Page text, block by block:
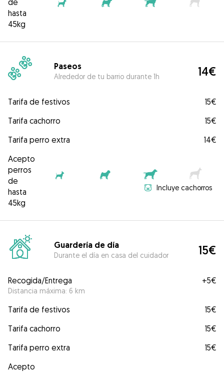
de
hasta
45kg
Paseos
Alrededor de tu barrio durante 1h 14€
Tarifa de festivos
15€
Tarifa cachorro
15€
Tarifa perro extra
14€
Acepto
perros
de
hasta
45kg
Incluye cachorros
Guardería de día
Durante el día en casa del cuidador 15€
Recogida/Entrega
Distancia máxima: 6 km
+5€
Tarifa de festivos
15€
Tarifa cachorro
15€
Tarifa perro extra
15€
Acepto